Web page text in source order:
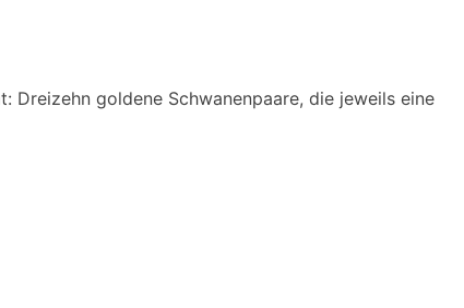
goldene Schwanenpaare, die jeweils eine